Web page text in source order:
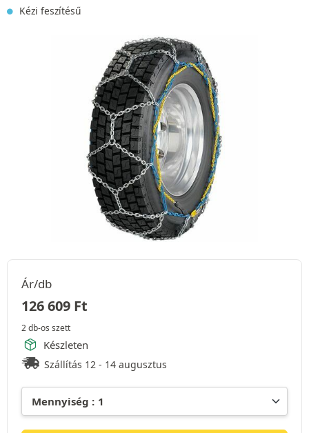
Kézi feszítésű
Ár/db
126 609 Ft
2 db-os szett
Készleten
Szállítás 12 - 14 augusztus